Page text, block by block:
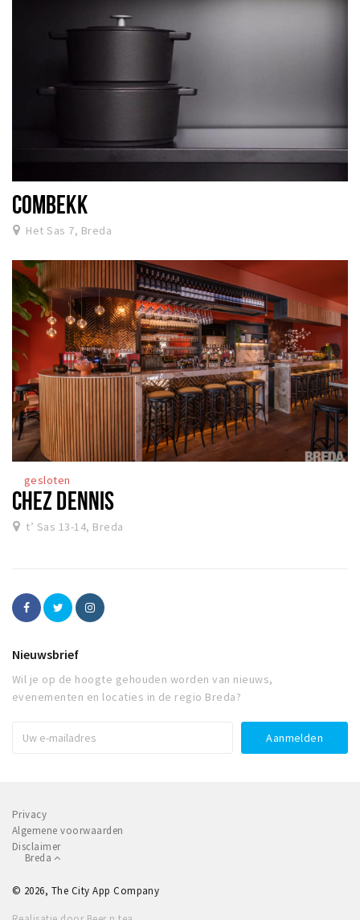
COMBEKK
Het Sas 7, Breda
gesloten
CHEZ DENNIS
t’ Sas 13-14, Breda
Nieuwsbrief
Wil je op de hoogte gehouden worden van nieuws,
evenementen en locaties in de regio Breda?
Privacy
Algemene voorwaarden
Disclaimer
Breda
© 2026, The City App Company